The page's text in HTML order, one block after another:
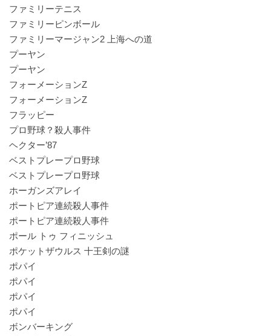
ファミリーテニス
ファミリーピンボール
ファミリーマージャン2 上海への道
プーヤン
プーヤン
フォーメーションZ
フォーメーションZ
フラッピー
プロ野球？殺人事件
ヘクター’87
ベストプレープロ野球
ベストプレープロ野球
ホーガンズアレイ
ポートピア連続殺人事件
ポートピア連続殺人事件
ポール トゥ フィニッシュ
ポケットザウルス 十王剣の謎
ポパイ
ポパイ
ポパイ
ポパイ
ボンバーキング